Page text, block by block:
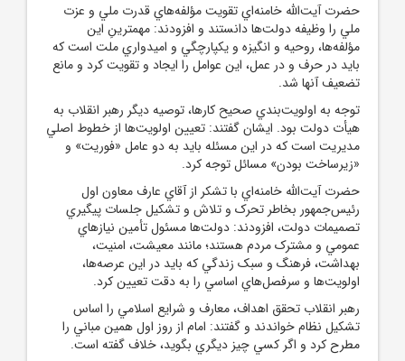
حضرت آيت‌الله خامنه‌اي تقويت مؤلفه‌هاي قدرت ملي و عزت
ملي را وظيفه دولت‌ها دانستند و افزودند: مهمترينِ اين
مؤلفه‌ها، روحيه و انگيزه و يکپارچگي و اميدواري ملت است که
بايد در حرف و در عمل، اين عوامل را ايجاد و تقويت کرد و مانع
تضعيف آنها شد.
توجه به اولويت‌بندي صحيح کارها، توصيه ديگر رهبر انقلاب به
هيأت دولت بود. ايشان گفتند: تعيين اولويت‌ها از خطوط اصلي
مديريت است که در اين مسئله بايد به دو عامل «فوريت» و
«زيرساخت بودن» مسائل توجه کرد.
حضرت آيت‌الله خامنه‌اي با تشکر از آقاي عارف معاون اول
رئيس‌جمهور بخاطر تحرک و تلاش و تشکيل جلسات پيگيري
تصميمات دولت، افزودند: دولت‌ها مسئول تأمين نيازهاي
عمومي و مشترک مردم هستند؛ مانند معيشت، امنيت،
بهداشت، فرهنگ و سبک زندگي که بايد در اين عرصه‌ها،
اولويت‌ها و سرفصل‌هاي اساسي را به دقت تعيين کرد.
رهبر انقلاب تحقق اهداف، معارف و شرايع اسلامي را اساس
تشکيل نظام خواندند و گفتند: امام از روز اول همين مباني را
مطرح کرد و اگر کسي چيز ديگري بگويد، خلاف گفته است.